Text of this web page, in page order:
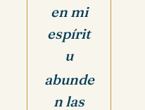
en mi
espírit
u
abunde
n las